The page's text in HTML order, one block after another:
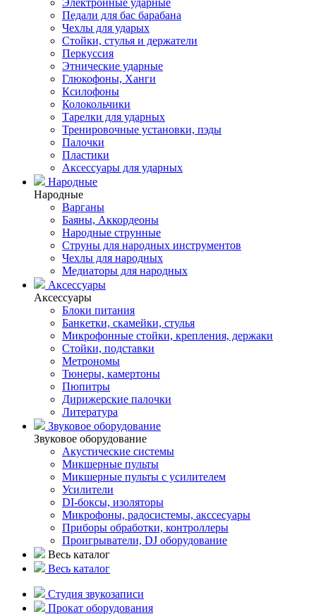
Электронные ударные
Педали для бас барабана
Чехлы для ударых
Стойки, стулья и держатели
Перкуссия
Этнические ударные
Глюкофоны, Ханги
Ксилофоны
Колокольчики
Тарелки для ударных
Тренировочные установки, пэды
Палочки
Пластики
Аксессуары для ударных
Народные
Народные
Варганы
Баяны, Аккордеоны
Народные струнные
Струны для народных инструментов
Чехлы для народных
Медиаторы для народных
Аксессуары
Аксессуары
Блоки питания
Банкетки, скамейки, стулья
Микрофонные стойки, крепления, держаки
Стойки, подставки
Метрономы
Тюнеры, камертоны
Пюпитры
Дирижерские палочки
Литература
Звуковое оборудование
Звуковое оборудование
Акустические системы
Микшерные пульты
Микшерные пульты с усилителем
Усилители
DI-боксы, изоляторы
Микрофоны, радосистемы, акссесуары
Приборы обработки, контроллеры
Проигрыватели, DJ оборудование
Весь каталог
Весь каталог
Студия звукозаписи
Прокат оборудования